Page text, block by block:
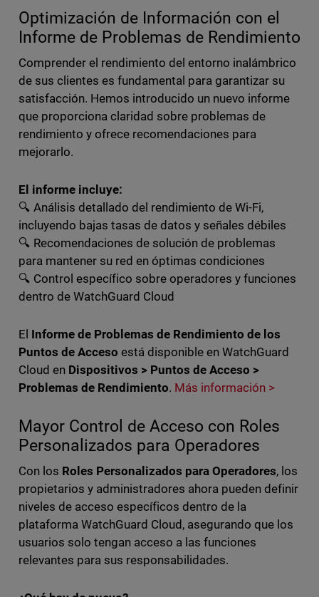
Optimización de Información con el
Informe de Problemas de Rendimiento
Comprender el rendimiento del entorno inalámbrico
de sus clientes es fundamental para garantizar su
satisfacción. Hemos introducido un nuevo informe
que proporciona claridad sobre problemas de
rendimiento y ofrece recomendaciones para
mejorarlo.
El informe incluye:
🔍 Análisis detallado del rendimiento de Wi-Fi,
incluyendo bajas tasas de datos y señales débiles
🔍 Recomendaciones de solución de problemas
para mantener su red en óptimas condiciones
🔍 Control específico sobre operadores y funciones
dentro de WatchGuard Cloud
El Informe de Problemas de Rendimiento de los
Puntos de Acceso está disponible en WatchGuard
Cloud en Dispositivos > Puntos de Acceso >
Problemas de Rendimiento. Más información >
Mayor Control de Acceso con Roles
Personalizados para Operadores
Con los Roles Personalizados para Operadores, los
propietarios y administradores ahora pueden definir
niveles de acceso específicos dentro de la
plataforma WatchGuard Cloud, asegurando que los
usuarios solo tengan acceso a las funciones
relevantes para sus responsabilidades.